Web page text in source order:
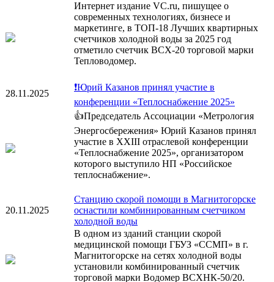
Интернет издание VC.ru, пишущее о
современных технологиях, бизнесе и
маркетинге, в ТОП-18 Лучших квартирных
счетчиков холодной воды за 2025 год
отметило счетчик ВСХ-20 торговой марки
Тепловодомер.
28.11.2025
❗Юрий Казанов принял участие в
конференции «Теплоснабжение 2025»
👍Председатель Ассоциации «Метрология
Энергосбережения» Юрий Казанов принял
участие в XXIII отраслевой конференции
«Теплоснабжение 2025», организатором
которого выступило НП «Российское
теплоснабжение».
20.11.2025
Станцию скорой помощи в Магнитогорске
оснастили комбинированным счетчиком
холодной воды
В одном из зданий станции скорой
медицинской помощи ГБУЗ «ССМП» в г.
Магнитогорске на сетях холодной воды
установили комбинированный счетчик
торговой марки Водомер ВСХНК-50/20.